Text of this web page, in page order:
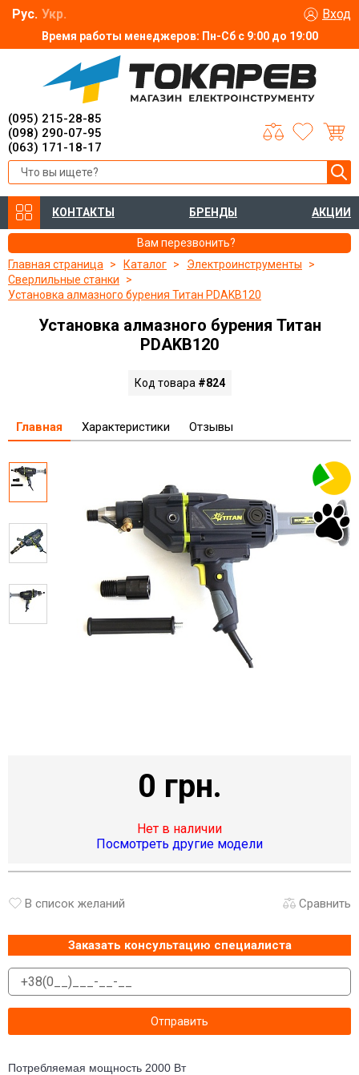
Время работы менеджеров: Пн-Сб с 9:00 до 19:00
Рус. Укр. Вход
(095) 215-28-85
(098) 290-07-95
(063) 171-18-17
КОНТАКТЫ БРЕНДЫ АКЦИИ
Вам перезвонить?
Главная страница
Каталог
Электроинструменты
Сверлильные станки
Установка алмазного бурения Титан PDAKB120
Установка алмазного бурения Титан
PDAKB120
Код товара #824
Главная Характеристики Отзывы
0 грн.
Нет в наличии
Посмотреть другие модели
В список желаний Сравнить
Заказать консультацию специалиста
Потребляемая мощность 2000 Вт